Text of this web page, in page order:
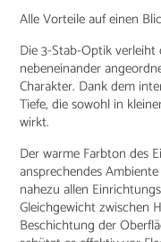
Alle Vorteile auf einen
Die 3-Stab-Optik
nebeneinander
Charakter. Dank dem
Tiefe, die sowohl in
wirkt.
Der warme Farbton des
ansprechendes
nahezu allen
Gleichgewicht zwischen
Beschichtung der